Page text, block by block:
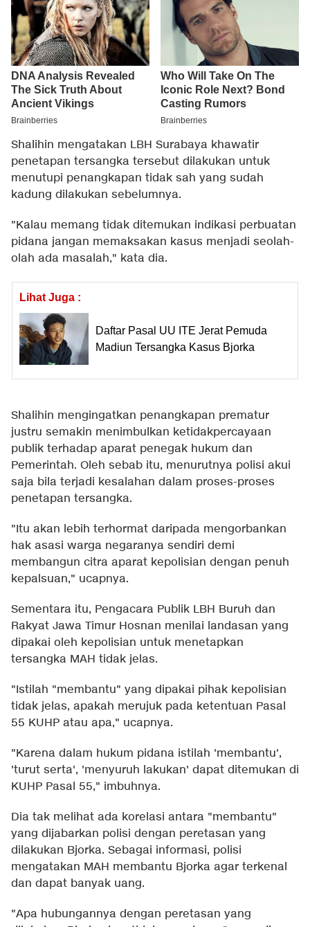
Shalihin mengatakan LBH Surabaya khawatir
penetapan tersangka tersebut dilakukan untuk
menutupi penangkapan tidak sah yang sudah
kadung dilakukan sebelumnya.
"Kalau memang tidak ditemukan indikasi perbuatan
pidana jangan memaksakan kasus menjadi seolah-
olah ada masalah," kata dia.
Lihat Juga :
Daftar Pasal UU ITE Jerat Pemuda
Madiun Tersangka Kasus Bjorka
Shalihin mengingatkan penangkapan prematur
justru semakin menimbulkan ketidakpercayaan
publik terhadap aparat penegak hukum dan
Pemerintah. Oleh sebab itu, menurutnya polisi akui
saja bila terjadi kesalahan dalam proses-proses
penetapan tersangka.
"Itu akan lebih terhormat daripada mengorbankan
hak asasi warga negaranya sendiri demi
membangun citra aparat kepolisian dengan penuh
kepalsuan," ucapnya.
Sementara itu, Pengacara Publik LBH Buruh dan
Rakyat Jawa Timur Hosnan menilai landasan yang
dipakai oleh kepolisian untuk menetapkan
tersangka MAH tidak jelas.
"Istilah "membantu" yang dipakai pihak kepolisian
tidak jelas, apakah merujuk pada ketentuan Pasal
55 KUHP atau apa," ucapnya.
"Karena dalam hukum pidana istilah 'membantu',
'turut serta', 'menyuruh lakukan' dapat ditemukan di
KUHP Pasal 55," imbuhnya.
Dia tak melihat ada korelasi antara "membantu"
yang dijabarkan polisi dengan peretasan yang
dilakukan Bjorka. Sebagai informasi, polisi
mengatakan MAH membantu Bjorka agar terkenal
dan dapat banyak uang.
"Apa hubungannya dengan peretasan yang